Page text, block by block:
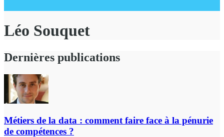
Léo Souquet
Dernières publications
Métiers de la data : comment faire face à la pénurie
de compétences ?